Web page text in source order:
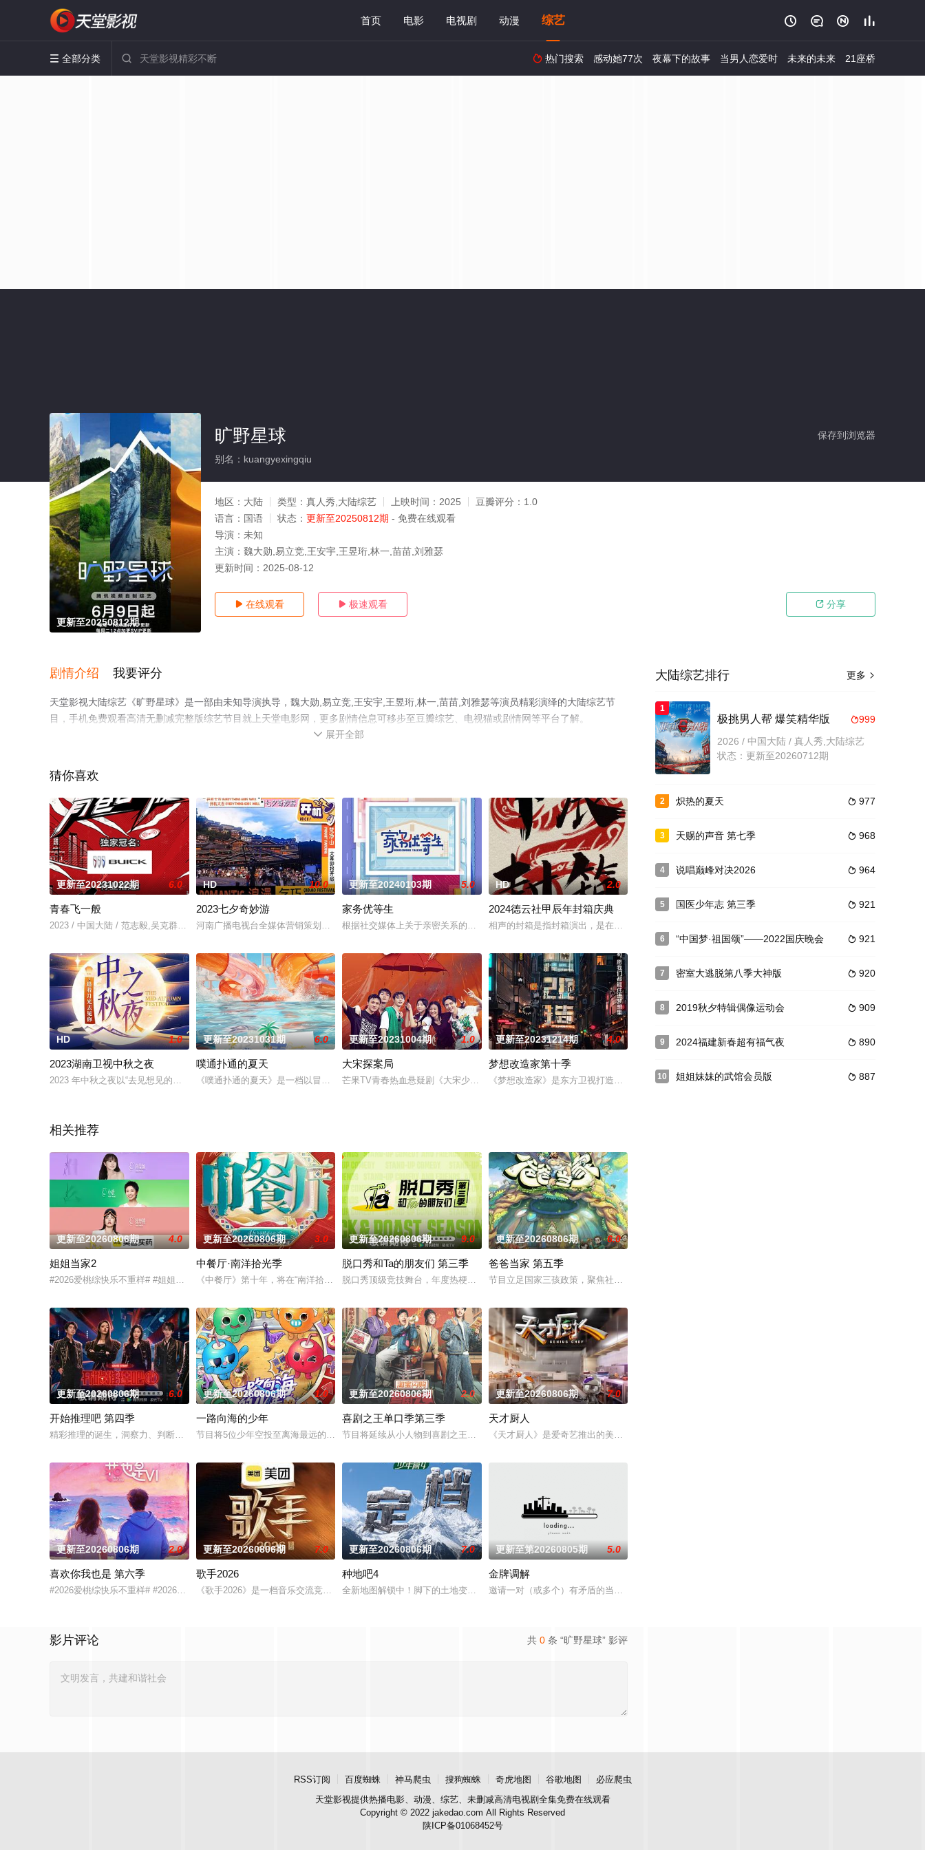
首页 电影 电视剧 动漫 综艺    
 全部分类   热门搜索 感动她77次 夜幕下的故事 当男人恋爱时 未来的未来 21座桥
更新至20250812期
保存到浏览器
旷野星球
别名：kuangyexingqiu
地区： 大陆 类型： 真人秀,大陆综艺 上映时间： 2025 豆瓣评分： 1.0
语言： 国语 状态： 更新至20250812期 - 免费在线观看
导演： 未知
主演： 魏大勋,易立竞,王安宇,王昱珩,林一,苗苗,刘雅瑟
更新时间： 2025-08-12
 在线观看  极速观看  分享
剧情介绍 我要评分
天堂影视大陆综艺《旷野星球》是一部由未知导演执导，魏大勋,易立竞,王安宇,王昱珩,林一,苗苗,刘雅瑟等演员精彩演绎的大陆综艺节
目，手机免费观看高清无删减完整版综艺节目就上天堂电影网，更多剧情信息可移步至豆瓣综艺、电视猫或剧情网等平台了解。
 展开全部
猜你喜欢
更新至20231022期 6.0
青春飞一般
2023 / 中国大陆 / 范志毅,吴克群,靳梦佳
HD 10.0
2023七夕奇妙游
河南广播电视台全媒体营销策划中心制作的七夕节晚会节目《2023七夕奇妙游》官宣，第一站来到了四面环山、重峦叠嶂的西江千户苗寨，其中半
更新至20240103期 5.0
家务优等生
根据社交媒体上关于亲密关系的讨论热点和社会话题，分别邀请3组标签迥异的亲密关系，以真实记录、生活实验、任务挑战等形式考验他们的家务
HD 2.0
2024德云社甲辰年封箱庆典
相声的封箱是指封箱演出，是在新年前的最后一次演出，因演出后要将各种道具装箱封存，歇班过年而得名。
HD 1.0
2023湖南卫视中秋之夜
2023 年中秋之夜以“去见想见的人”为主题。晚会主题和内容深刻洞察在疫情开放的第一年里，重聚、相见这一最强烈的国民情绪，打造一场以
更新至20231031期 6.0
噗通扑通的夏天
《噗通扑通的夏天》是一档以冒险，竞技，游戏为主题的节目。八个各有特色的朋友一起踏上一场充满刺激和欢笑的水上冒险之旅。一个神秘的水上乐
更新至20231004期 1.0
大宋探案局
芒果TV青春热血悬疑剧《大宋少年志2》衍生的团综《大宋探案局》，据悉节目将于8月上线播出。由该剧原班人马，张新成、周雨彤、王佑硕、苏
更新至20231214期 4.0
梦想改造家第十季
《梦想改造家》是东方卫视打造的一档大型装修真人秀节目。《梦想改造家》第十季回归家庭、回归初心，节
相关推荐
更新至20260806期 4.0
姐姐当家2
#2026爱桃综快乐不重样# #姐姐当家# 第二季惊喜回归，看姐姐们如何见招拆招，畅聊人生的酸甜苦辣。观察团已就位，等你一起来“当家
更新至20260806期 3.0
中餐厅·南洋拾光季
《中餐厅》第十年，将在“南洋拾光”的氛围中，打造一家独具风格特色的田园餐厅。内容场景上，除餐厅本体外，还将设置家禽、鲜蔬、河鲜等不同
更新至20260806期 9.0
脱口秀和Ta的朋友们 第三季
脱口秀顶级竞技舞台，年度热梗发源地，2026夏天准时快乐
更新至20260806期 6.0
爸爸当家 第五季
节目立足国家三孩政策，聚焦社会“全职爸爸”育儿现象，邀请全职照顾孩子的四位爸爸，开启一场长达100天的
更新至20260806期 6.0
开始推理吧 第四季
精彩推理的诞生，洞察力、判断力等是推理的关键，更少不了开推团的默契配合！接下来开推团还会在推理探险的路上继续向前！在推市的舞台上上演
更新至20260806期 1.0
一路向海的少年
节目将5位少年空投至离海最远的大陆腹地，他们只有一辆车和一车椰子们，通过在途径补给站完成挑战任务，获取里程盲盒，一路向海，最终解锁终
更新至20260806期 2.0
喜剧之王单口季第三季
节目将延续从小人物到喜剧之王的故事，汇聚来自全国各地脱口秀俱乐部的优秀单口喜剧演员和漫才组合。每一位“小人物”都将带着真实感与鲜活的
更新至20260806期 7.0
天才厨人
《天才厨人》是爱奇艺推出的美食竞技类真人秀 ，由何浩楠、黄渤、吕严、马頔等人为嘉宾。
更新至20260806期 2.0
喜欢你我也是 第六季
#2026爱桃综快乐不重样# #2026爱奇艺新生片单# #喜欢你我也是# 第六季暖心回归！恋综IP携“恋爱旅行季”而来，单身男女嘉
更新至20260806期 7.0
歌手2026
《歌手2026》是一档音乐交流竞技节目。节目集结全球实力唱将，在每周的直播比拼中高能开唱，演绎各国音乐风情、展现各自文化底蕴，以超水
更新至20260806期 7.0
种地吧4
全新地图解锁中！脚下的土地变了，但十个勤天那份“想把地种好”的滚烫初心不变！将“见天地之广阔，解民生之多艰”的信念撒向更远的远方，绘
更新至第20260805期 5.0
金牌调解
邀请一对（或多个）有矛盾的当事人进入演播室，主持人和人民调解员现场为当事人排忧解难，通过节目告诉
共 0 条 “旷野星球” 影评
影片评论
更多 
大陆综艺排行
1
999
极挑男人帮 爆笑精华版
2026 / 中国大陆 / 真人秀,大陆综艺
状态：更新至20260712期
2  977
炽热的夏天
3  968
天赐的声音 第七季
4  964
说唱巅峰对决2026
5  921
国医少年志 第三季
6  921
“中国梦·祖国颂”——2022国庆晚会
7  920
密室大逃脱第八季大神版
8  909
2019秋夕特辑偶像运动会
9  890
2024福建新春超有福气夜
10  887
姐姐妹妹的武馆会员版
RSS订阅 百度蜘蛛 神马爬虫 搜狗蜘蛛 奇虎地图 谷歌地图
必应爬虫
天堂影视提供热播电影、动漫、综艺、未删减高清电视剧全集免费在线观看
Copyright © 2022 jakedao.com All Rights Reserved
陕ICP备01068452号